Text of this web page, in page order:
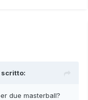
scritto:
due masterball?